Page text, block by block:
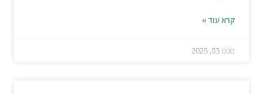
קרא עוד »
ספט 03, 2025